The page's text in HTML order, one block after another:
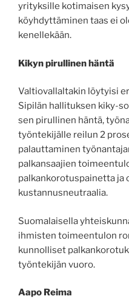
yrityksille kotimaisen
köyhdyttäminen taas ei
kenellekään.
Kikyn pirullinen häntä
Valtiovallaltakin löytyisi
Sipilän hallituksen kiky-
sen pirullinen häntä,
työntekijälle reilun 2
palauttaminen
palkansaajien
palkankorotuspainetta ja
kustannusneutraalia.
Suomalaisella
ihmisten toimeentulon
kunnolliset
työntekijän vuoro.
Aapo Reima